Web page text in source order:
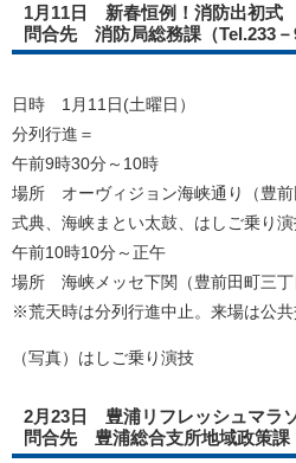
1月11日 新春恒例！消防出初式
問合先 消防局総務課（Tel.233－
日時 1月11日(土曜日）
分列行進＝
午前9時30分～10時
場所 オーヴィジョン海峡通り（豊前
式典、海峡まとい太鼓、はしご乗り演
午前10時10分～正午
場所 海峡メッセ下関（豊前田町三丁
※荒天時は分列行進中止。来場は公
（写真）はしご乗り演技
2月23日 豊浦リフレッシュマラ
問合先 豊浦総合支所地域政策課